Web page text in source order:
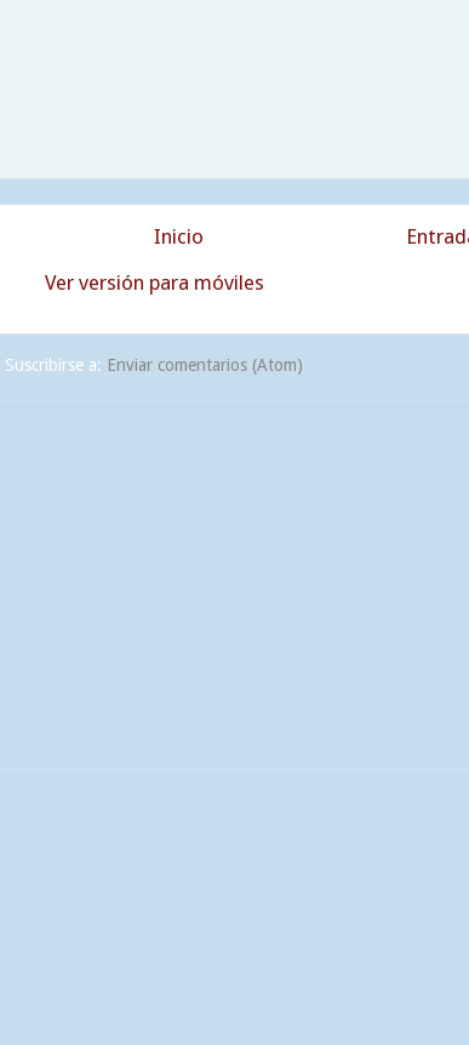
Inicio
Ver versión para móviles
Suscribirse a: Enviar comentarios (Atom)